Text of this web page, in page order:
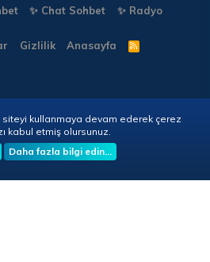
✨ Chat Sohbet ✨ Radyo
Gizlilik Anasayfa
R
S
- Tüm Hakları Saklıdır!
siteyi kullanmaya devam ederek çerez
kabul etmiş olursunuz.
Daha fazla bilgi edin…